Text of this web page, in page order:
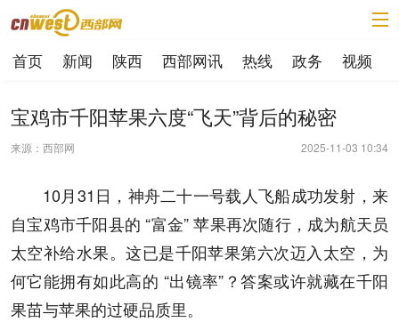
首页 新闻 陕西 西部网讯 热线 政务 视频
宝鸡市千阳苹果六度“飞天”背后的秘密​
来源：西部网 2025-11-03 10:34
10月31日，神舟二十一号载人飞船成功发射，来
自宝鸡市千阳县的 “富金” 苹果再次随行，成为航天员
太空补给水果。这已是千阳苹果第六次迈入太空，为
何它能拥有如此高的 “出镜率”？答案或许就藏在千阳
果苗与苹果的过硬品质里。